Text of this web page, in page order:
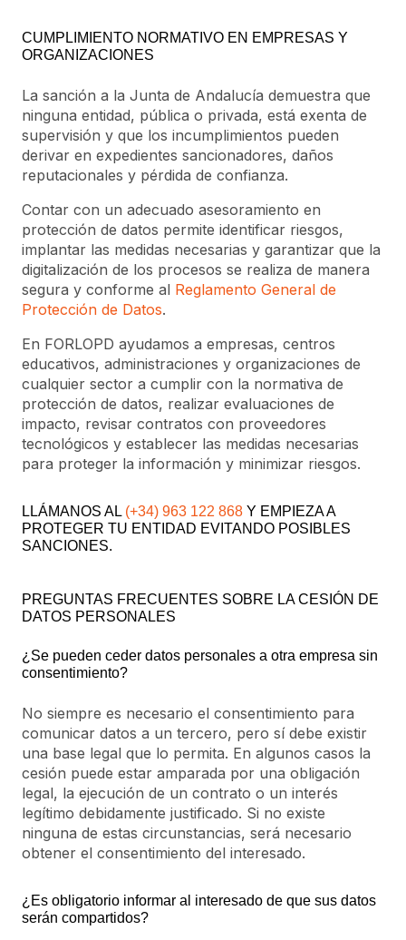
CUMPLIMIENTO NORMATIVO EN EMPRESAS Y
ORGANIZACIONES
La sanción a la Junta de Andalucía demuestra que
ninguna entidad, pública o privada, está exenta de
supervisión y que los incumplimientos pueden
derivar en expedientes sancionadores, daños
reputacionales y pérdida de confianza.
Contar con un adecuado asesoramiento en
protección de datos permite identificar riesgos,
implantar las medidas necesarias y garantizar que la
digitalización de los procesos se realiza de manera
segura y conforme al Reglamento General de
Protección de Datos.
En FORLOPD ayudamos a empresas, centros
educativos, administraciones y organizaciones de
cualquier sector a cumplir con la normativa de
protección de datos, realizar evaluaciones de
impacto, revisar contratos con proveedores
tecnológicos y establecer las medidas necesarias
para proteger la información y minimizar riesgos.
LLÁMANOS AL (+34) 963 122 868 Y EMPIEZA A
PROTEGER TU ENTIDAD EVITANDO POSIBLES
SANCIONES.
PREGUNTAS FRECUENTES SOBRE LA CESIÓN DE
DATOS PERSONALES
¿Se pueden ceder datos personales a otra empresa sin
consentimiento?
No siempre es necesario el consentimiento para
comunicar datos a un tercero, pero sí debe existir
una base legal que lo permita. En algunos casos la
cesión puede estar amparada por una obligación
legal, la ejecución de un contrato o un interés
legítimo debidamente justificado. Si no existe
ninguna de estas circunstancias, será necesario
obtener el consentimiento del interesado.
¿Es obligatorio informar al interesado de que sus datos
serán compartidos?